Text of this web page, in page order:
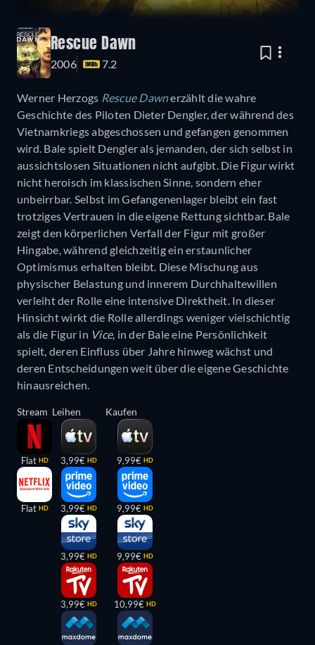
Rescue Dawn
2006 7.2
Werner Herzogs Rescue Dawnerzählt die wahre
Geschichte des Piloten Dieter Dengler, der während des
Vietnamkriegs abgeschossen und gefangen genommen
wird. Bale spielt Dengler als jemanden, der sich selbst in
aussichtslosen Situationen nicht aufgibt. Die Figur wirkt
nicht heroisch im klassischen Sinne, sondern eher
unbeirrbar. Selbst im Gefangenenlager bleibt ein fast
trotziges Vertrauen in die eigene Rettung sichtbar. Bale
zeigt den körperlichen Verfall der Figur mit großer
Hingabe, während gleichzeitig ein erstaunlicher
Optimismus erhalten bleibt. Diese Mischung aus
physischer Belastung und innerem Durchhaltewillen
verleiht der Rolle eine intensive Direktheit. In dieser
Hinsicht wirkt die Rolle allerdings weniger vielschichtig
als die Figur in Vice, in der Bale eine Persönlichkeit
spielt, deren Einfluss über Jahre hinweg wächst und
deren Entscheidungen weit über die eigene Geschichte
hinausreichen.
Stream
Flat HD
Flat HD
Leihen
3,99€ HD
3,99€ HD
3,99€ HD
3,99€ HD
Kaufen
9,99€ HD
9,99€ HD
9,99€ HD
10,99€ HD